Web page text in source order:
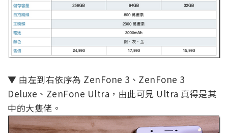
▼ 由左到右依序為 ZenFone 3、ZenFone 3
Deluxe、ZenFone Ultra，由此可見 Ultra 真得是其
中的大隻佬。